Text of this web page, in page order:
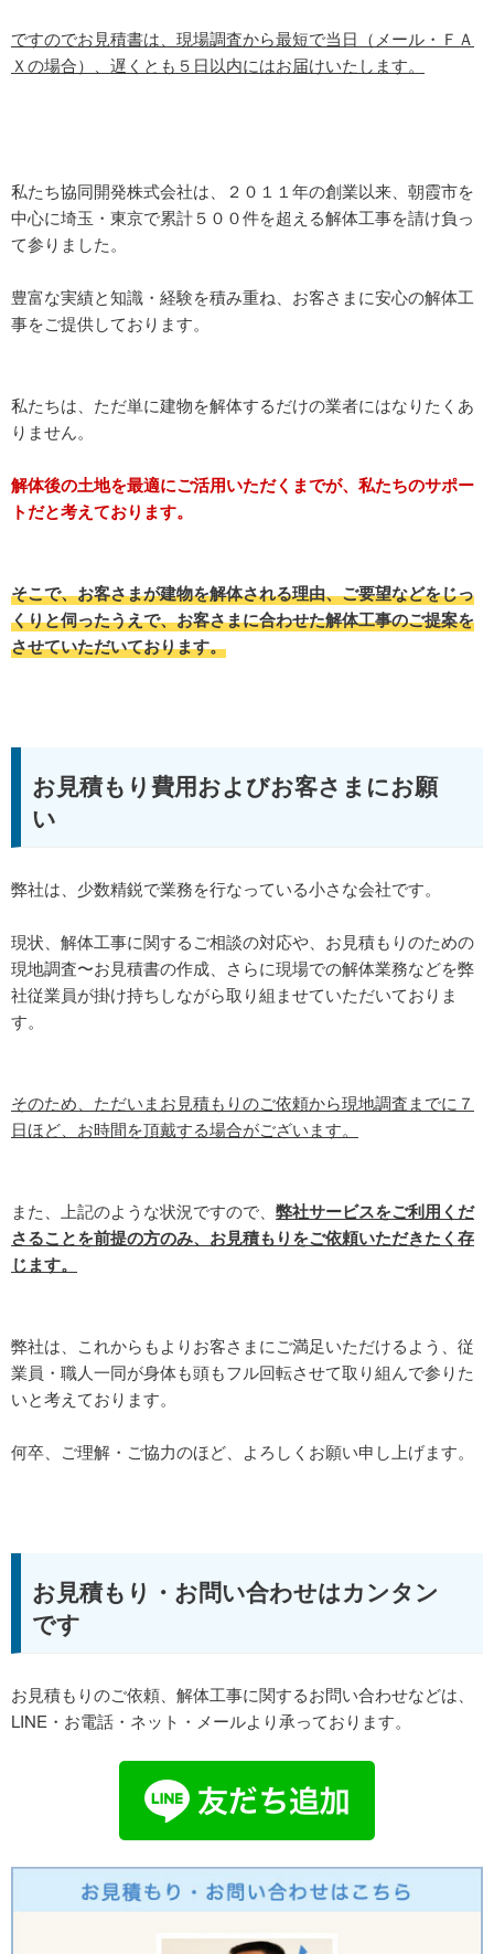
ですのでお見積書は、現場調査から最短で当日（メール・ＦＡ
Ｘの場合）、遅くとも５日以内にはお届けいたします。
私たち協同開発株式会社は、２０１１年の創業以来、朝霞市を
中心に埼玉・東京で累計５００件を超える解体工事を請け負っ
て参りました。
豊富な実績と知識・経験を積み重ね、お客さまに安心の解体工
事をご提供しております。
私たちは、ただ単に建物を解体するだけの業者にはなりたくあ
りません。
解体後の土地を最適にご活用いただくまでが、私たちのサポー
トだと考えております。
そこで、お客さまが建物を解体される理由、ご要望などをじっ
くりと伺ったうえで、お客さまに合わせた解体工事のご提案を
させていただいております。
お見積もり費用およびお客さまにお願
い
弊社は、少数精鋭で業務を行なっている小さな会社です。
現状、解体工事に関するご相談の対応や、お見積もりのための
現地調査〜お見積書の作成、さらに現場での解体業務などを弊
社従業員が掛け持ちしながら取り組ませていただいておりま
す。
そのため、ただいまお見積もりのご依頼から現地調査までに７
日ほど、お時間を頂戴する場合がございます。
また、上記のような状況ですので、 弊社サービスをご利用くだ
さることを前提の方のみ、お見積もりをご依頼いただきたく存
じます。
弊社は、これからもよりお客さまにご満足いただけるよう、従
業員・職人一同が身体も頭もフル回転させて取り組んで参りた
いと考えております。
何卒、ご理解・ご協力のほど、よろしくお願い申し上げます。
お見積もり・お問い合わせはカンタン
です
お見積もりのご依頼、解体工事に関するお問い合わせなどは、
LINE・お電話・ネット・メールより承っております。